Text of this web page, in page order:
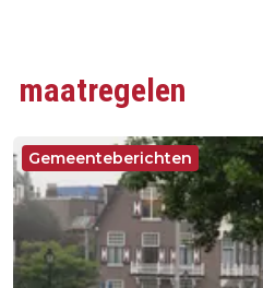
maatregelen
Gemeenteberichten